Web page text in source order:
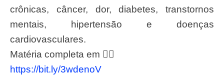
crônicas, câncer, dor, diabetes, transtornos
mentais, hipertensão e doenças
cardiovasculares.
Matéria completa em 👉🏽
https://bit.ly/3wdenoV